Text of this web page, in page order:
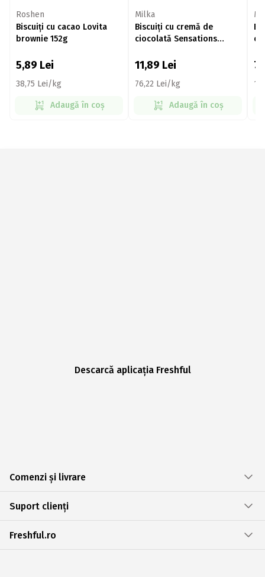
Roshen
Biscuiți cu cacao Lovita
brownie 152g
5,89 Lei
38,75 Lei/kg
Adaugă în coș
Milka
Biscuiți cu cremă de
ciocolată Sensations
11,89 Lei
76,22 Lei/kg
Adaugă în coș
Descarcă aplicația Freshful
Comenzi și livrare
Suport clienți
Freshful.ro